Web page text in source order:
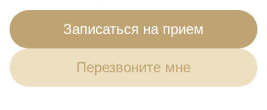
Записаться на прием
Перезвоните мне